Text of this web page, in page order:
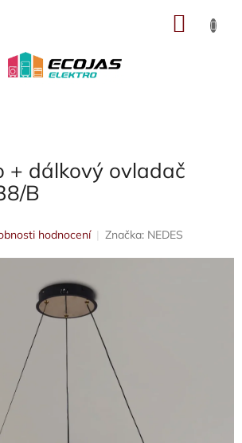
+ dálkový ovladač
B
hodnocení Značka: NEDES